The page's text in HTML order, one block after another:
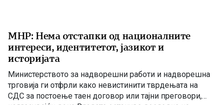
МНР: Нема отстапки од националните
интереси, идентитетот, јазикот и
историјата
Министерството за надворешни работи и надворешна
трговија ги отфрли како невистинити тврдењата на
СДС за постоење таен договор или тајни преговори,